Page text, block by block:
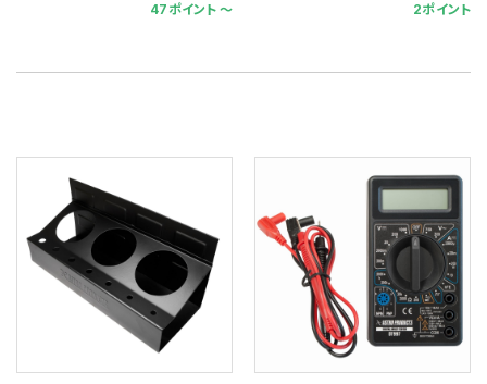
47ポイント 〜 2ポイント